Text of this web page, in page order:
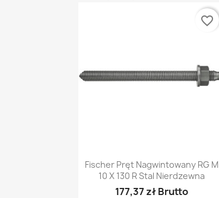
Szybki podgląd
Fischer Pręt Nagwintowany RG M
10 X 130 R Stal Nierdzewna
177,37 zł Brutto
favorite_border